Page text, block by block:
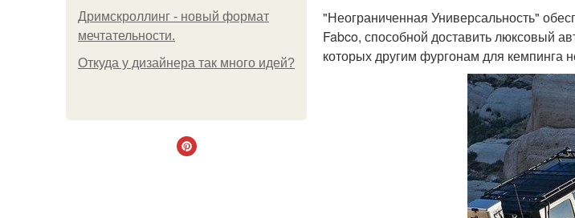
Дримскроллинг - новый формат
мечтательности.
Откуда у дизайнера так много идей?
"Неограниченная Универсальность"
Fabco, способной доставить люксовый
которых другим фургонам для кемпинга